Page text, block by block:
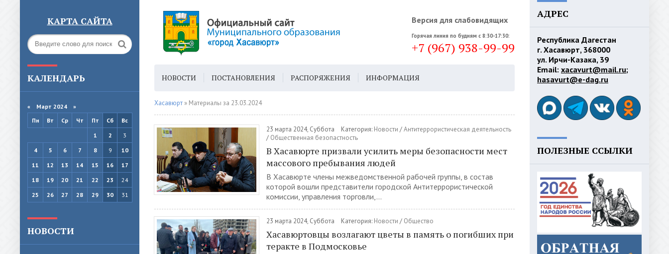
КАРТА САЙТА Версия для слабовидящих
Горячая линия по будням с 8:30-17:30:
+7 (967) 938-99-99
КАЛЕНДАРЬ
« Март 2024 »
Пн
Вт Ср Чт Пт Сб
Вс
1
2
3
4
5 6 7 8 9
10
11
12 13 14 15 16
17
18
19 20 21 22 23
24
25
26 27 28 29 30 31
НОВОСТИ
НОВОСТИ ПОСТАНОВЛЕНИЯ РАСПОРЯЖЕНИЯ ИНФОРМАЦИЯ
ГОРОДСКАЯ СРЕДА ГЕН. ПЛАН
Хасавюрт » Материалы за 23.03.2024
23 марта 2024, Суббота Категория: Новости /Антитеррористическая деятельность
/ Общественная безопастность
В Хасавюрте призвали усилить меры безопасности мест
массового пребывания людей
В Хасавюрте члены межведомственной рабочей группы, в состав
которой вошли представители городской Антитеррористической
комиссии, управления торговли,...
23 марта 2024, Суббота Категория: Новости / Общество
Хасавюртовцы возлагают цветы в память о погибших при
теракте в Подмосковье
АДРЕС
Республика Дагестан
г. Хасавюрт, 368000
ул. Ирчи-Казака, 39
Email: xacavurt@mail.ru;
hasavurt@e-dag.ru
ПОЛЕЗНЫЕ ССЫЛКИ